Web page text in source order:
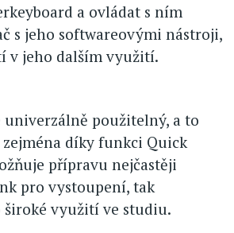
a ovládat s ním
s jeho softwareovými nástroji,
v jeho dalším využití.
univerzálně použitelný, a to
díky funkci Quick
přípravu nejčastěji
pro vystoupení, tak
široké využití ve studiu.